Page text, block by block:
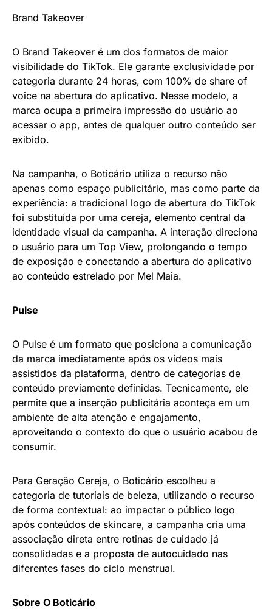
Brand Takeover
O Brand Takeover é um dos formatos de maior
visibilidade do TikTok. Ele garante exclusividade por
categoria durante 24 horas, com 100% de share of
voice na abertura do aplicativo. Nesse modelo, a
marca ocupa a primeira impressão do usuário ao
acessar o app, antes de qualquer outro conteúdo ser
exibido.
Na campanha, o Boticário utiliza o recurso não
apenas como espaço publicitário, mas como parte da
experiência: a tradicional logo de abertura do TikTok
foi substituída por uma cereja, elemento central da
identidade visual da campanha. A interação direciona
o usuário para um Top View, prolongando o tempo
de exposição e conectando a abertura do aplicativo
ao conteúdo estrelado por Mel Maia.
Pulse
O Pulse é um formato que posiciona a comunicação
da marca imediatamente após os vídeos mais
assistidos da plataforma, dentro de categorias de
conteúdo previamente definidas. Tecnicamente, ele
permite que a inserção publicitária aconteça em um
ambiente de alta atenção e engajamento,
aproveitando o contexto do que o usuário acabou de
consumir.
Para Geração Cereja, o Boticário escolheu a
categoria de tutoriais de beleza, utilizando o recurso
de forma contextual: ao impactar o público logo
após conteúdos de skincare, a campanha cria uma
associação direta entre rotinas de cuidado já
consolidadas e a proposta de autocuidado nas
diferentes fases do ciclo menstrual.
Sobre O Boticário